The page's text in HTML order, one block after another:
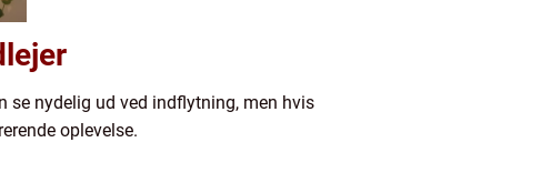
se nydelig ud ved indflytning, men hvis
oplevelse.